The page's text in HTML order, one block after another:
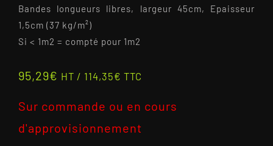
Bandes longueurs libres, largeur 45cm, Epaisseur
1,5cm (37 kg/m²)
Si < 1m2 = compté pour 1m2
95,29€ HT / 114,35€ TTC
Sur commande ou en cours
d'approvisionnement